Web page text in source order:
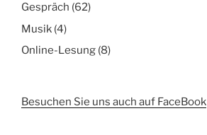
Gespräch (62)
Musik (4)
Online-Lesung (8)
Besuchen Sie uns auch auf FaceBook